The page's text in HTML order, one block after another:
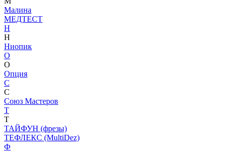
Малина
МЕДТЕСТ
Н
Н
Ниопик
О
О
Опция
С
С
Союз Мастеров
Т
Т
ТАЙФУН (фрезы)
ТЕФЛЕКС (MultiDez)
Ф